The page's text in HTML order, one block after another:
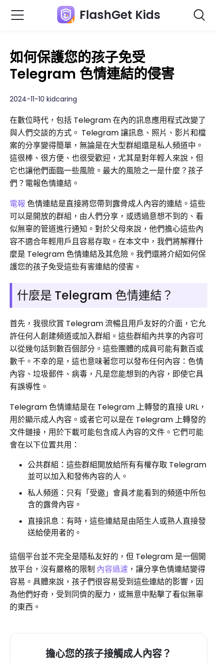
FlashGet Kids
如何保護您的孩子免受
Telegram 色情連結的侵害
2024-11-10 kidcaring
在數位時代，包括 Telegram 在內的訊息應用程式改變了
與人們交談的方式。 Telegram 讓訊息、照片、影片和檔
案的分享變得簡單，無論是在大型群組還是私人頻道中。
這很棒、很方便、也很受歡迎，尤其是對年輕人來說，但
它也讓他們面臨一些風險。最大的風險之一是什麼？孩子
們？電報色情連結。
電報色情連結是直接將您帶到露骨成人內容的連結。這些
可以是開放的群組，由人們分享，或透過意想不到的、看
似無辜的管道進行通知。對於父母來說，他們擔心這些內
容不適合年輕用戶且容易存取。在本文中，我們將解釋什
麼是 Telegram 色情連結及其危險。我們還將介紹如何保
護您的孩子免受這些有害連結的侵害。
什麼是 Telegram 色情連結？
首先，我很欣賞 Telegram 流暢且用戶友好的介面，它允
許任何人創建頻道或加入群組。這些群組內共享的內容可
以從幾句話到數百個部分。這些團體的成員可能有數百或
數千。不幸的是，這也意味著您可以發布任何內容：色情
內容、垃圾郵件、病毒，凡是您能想到的內容，即使它具
有誤導性。
Telegram 色情連結是在 Telegram 上轉發的直接 URL，
用於顯示成人內容。或者它可以是在 Telegram 上轉發的
文件鏈接，用於下載可能包含成人內容的文件。它們可能
會在以下位置共用：
公共群組：這些群組開放給所有有權存取 Telegram
並可以加入和發佈內容的人。
私人頻道：只有「受邀」會員才能看到的頻道中所包
含的露骨內容。
直接訊息：有時，這些連結是由陌生人或熟人直接發
送給使用者的。
這個平台並不完全是隱私友好的，但 Telegram 是一個開
放平台，沒有嚴格的限制 內容過濾 ，讓分享色情連結變得
容易。具體來說，孩子們很容易受到這些連結的影響，因
為他們好奇，受到同儕的壓力，或無意中點擊了看似無辜
的東西。
擔心您的孩子接觸成人內容？